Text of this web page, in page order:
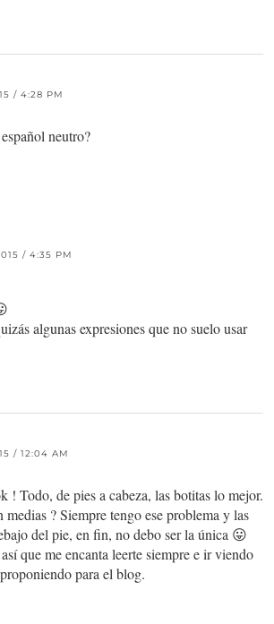
/ 4:28 PM
neutro?
/ 4:35 PM
algunas expresiones que no suelo usar
/ 12:04 AM
! Todo, de pies a cabeza, las botitas lo mejor.
medias ? Siempre tengo ese problema y las
del pie, en fin, no debo ser la única 😛
que me encanta leerte siempre e ir viendo
para el blog.